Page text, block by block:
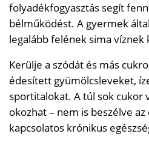
folyadékfogyasztás segít
bélműködést. A gyermek
legalább felének sima víznek
Kerülje a szódát és más
édesített gyümölcsleveket,
sportitalokat. A túl sok cukor
okozhat – nem is beszélve
kapcsolatos krónikus